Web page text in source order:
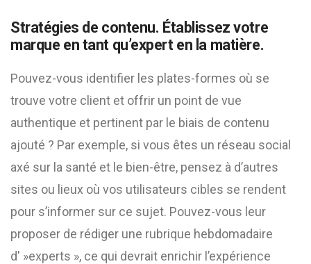
Stratégies de contenu. Établissez votre
marque en tant qu’expert en la matière.
Pouvez-vous identifier les plates-formes où se
trouve votre client et offrir un point de vue
authentique et pertinent par le biais de contenu
ajouté ? Par exemple, si vous êtes un réseau social
axé sur la santé et le bien-être, pensez à d’autres
sites ou lieux où vos utilisateurs cibles se rendent
pour s’informer sur ce sujet. Pouvez-vous leur
proposer de rédiger une rubrique hebdomadaire
d' »experts », ce qui devrait enrichir l’expérience